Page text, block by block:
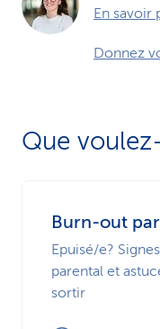
En savoir
Donnez
Que
Burn-out
Epuisé/e?
parental et
sortir